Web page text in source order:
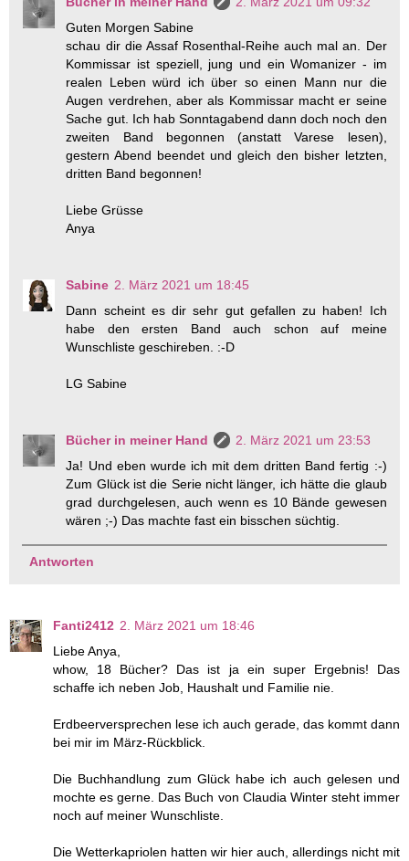
Guten Morgen Sabine
schau dir die Assaf Rosenthal-Reihe auch mal an. Der
Kommissar ist speziell, jung und ein Womanizer - im
realen Leben würd ich über so einen Mann nur die
Augen verdrehen, aber als Kommissar macht er seine
Sache gut. Ich hab Sonntagabend dann doch noch den
zweiten Band begonnen (anstatt Varese lesen),
gestern Abend beendet und gleich den bisher letzten,
dritten Band begonnen!
Liebe Grüsse
Anya
Sabine 2. März 2021 um 18:45
Dann scheint es dir sehr gut gefallen zu haben! Ich
habe den ersten Band auch schon auf meine
Wunschliste geschireben. :-D
LG Sabine
Bücher in meiner Hand
2. März 2021 um 23:53
Ja! Und eben wurde ich mit dem dritten Band fertig :-)
Zum Glück ist die Serie nicht länger, ich hätte die glaub
grad durchgelesen, auch wenn es 10 Bände gewesen
wären ;-) Das machte fast ein bisschen süchtig.
Antworten
Fanti2412 2. März 2021 um 18:46
Liebe Anya,
whow, 18 Bücher? Das ist ja ein super Ergebnis! Das
schaffe ich neben Job, Haushalt und Familie nie.
Erdbeerversprechen lese ich auch gerade, das kommt dann
bei mir im März-Rückblick.
Die Buchhandlung zum Glück habe ich auch gelesen und
mochte es gerne. Das Buch von Claudia Winter steht immer
noch auf meiner Wunschliste.
Die Wetterkapriolen hatten wir hier auch, allerdings nicht mit